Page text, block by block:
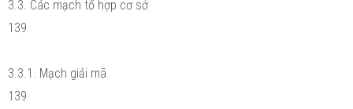
3.3. Các mạch tổ hợp cơ sở
139
3.3.1. Mạch giải mã
139